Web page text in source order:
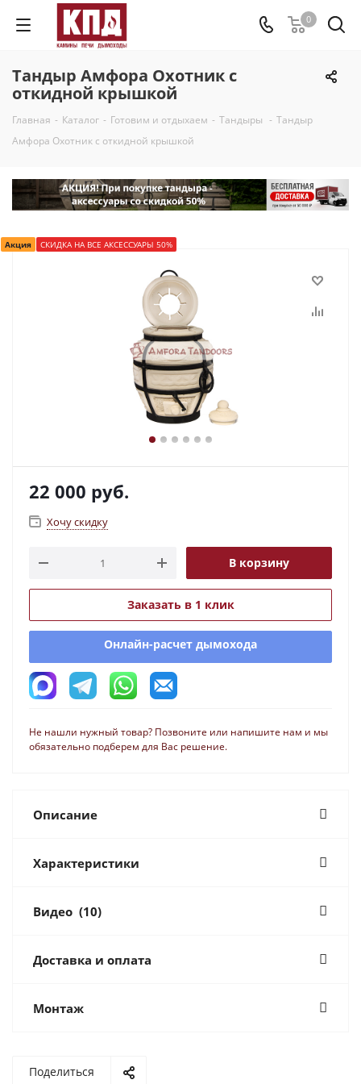
0
Тандыр Амфора Охотник с
откидной крышкой
Главная - Каталог - Готовим и отдыхаем - Тандыры - Тандыр
Амфора Охотник с откидной крышкой
Акция СКИДКА НА ВСЕ АКСЕССУАРЫ 50%
22 000 руб.
Хочу скидку
В корзину
Заказать в 1 клик
Онлайн-расчет дымохода
Не нашли нужный товар? Позвоните или напишите нам и мы
обязательно подберем для Вас решение.
Описание
Характеристики
Видео (10)
Доставка и оплата
Монтаж
Поделиться